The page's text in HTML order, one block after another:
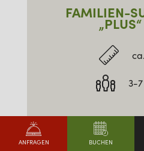
ANFRAGEN BUCHEN
FAMILIEN-
3-
€